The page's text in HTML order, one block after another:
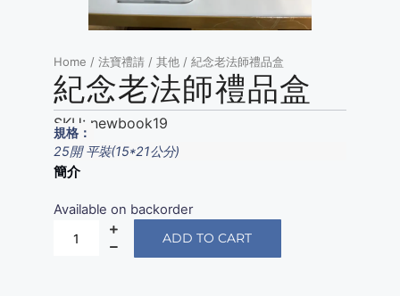
Home / 法寶禮請 / 其他 / 紀念老法師禮品盒
紀念老法師禮品盒
SKU: newbook19
規格：
25開 平裝(15*21公分)
簡介
Available on backorder
ADD TO CART